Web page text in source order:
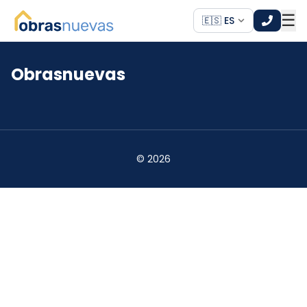
🇪🇸 ES ☰
*
Obrasnuevas
© 2026